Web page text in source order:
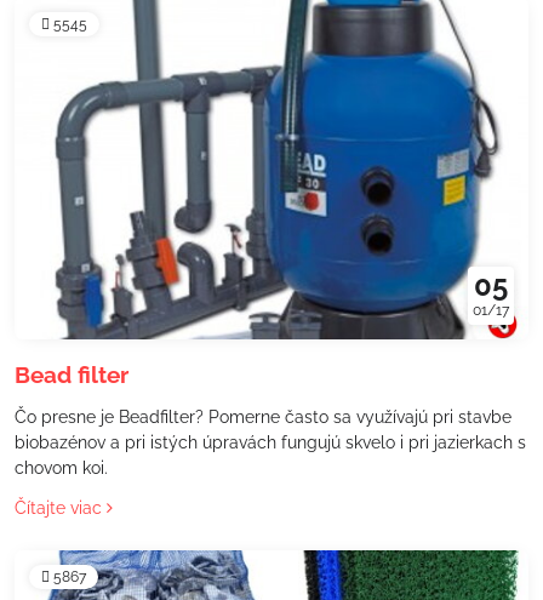
5545
05
01/17
Bead filter
Čo presne je Beadfilter? Pomerne často sa využívajú pri stavbe
biobazénov a pri istých úpravách fungujú skvelo i pri jazierkach s
chovom koi.
Čítajte viac
5867